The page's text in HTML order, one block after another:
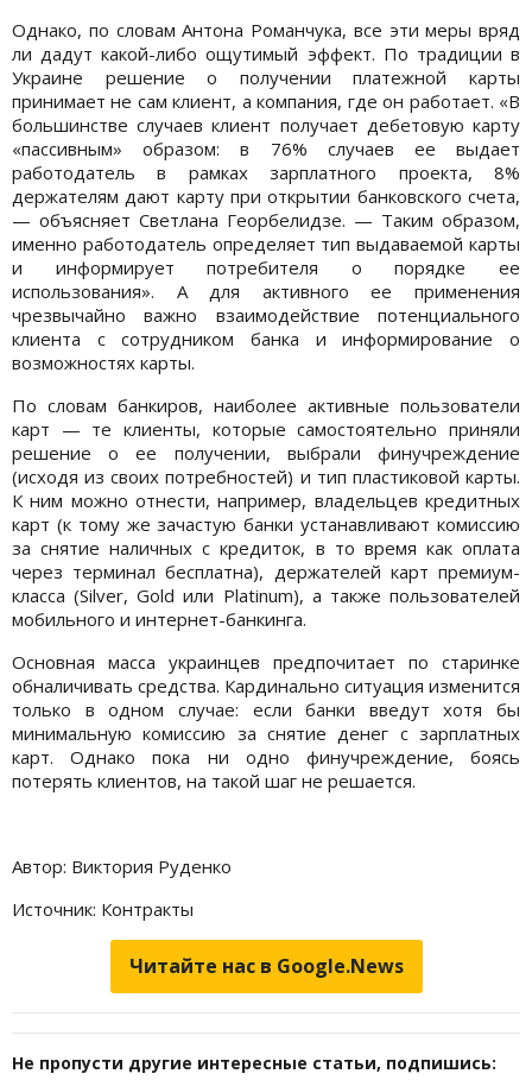
Однако, по словам Антона Романчука, все эти меры вряд
ли дадут какой-либо ощутимый эффект. По традиции в
Украине решение о получении платежной карты
принимает не сам клиент, а компания, где он работает. «В
большинстве случаев клиент получает дебетовую карту
«пассивным» образом: в 76% случаев ее выдает
работодатель в рамках зарплатного проекта, 8%
держателям дают карту при открытии банковского счета,
— объясняет Светлана Георбелидзе. — Таким образом,
именно работодатель определяет тип выдаваемой карты
и информирует потребителя о порядке ее
использования». А для активного ее применения
чрезвычайно важно взаимодействие потенциального
клиента с сотрудником банка и информирование о
возможностях карты.
По словам банкиров, наиболее активные пользователи
карт — те клиенты, которые самостоятельно приняли
решение о ее получении, выбрали финучреждение
(исходя из своих потребностей) и тип пластиковой карты.
К ним можно отнести, например, владельцев кредитных
карт (к тому же зачастую банки устанавливают комиссию
за снятие наличных с кредиток, в то время как оплата
через терминал бесплатна), держателей карт премиум-
класса (Silver, Gold или Platinum), а также пользователей
мобильного и интернет-банкинга.
Основная масса украинцев предпочитает по старинке
обналичивать средства. Кардинально ситуация изменится
только в одном случае: если банки введут хотя бы
минимальную комиссию за снятие денег с зарплатных
карт. Однако пока ни одно финучреждение, боясь
потерять клиентов, на такой шаг не решается.
Автор: Виктория Руденко
Источник: Контракты
Читайте нас в Google.News
Не пропусти другие интересные статьи, подпишись: